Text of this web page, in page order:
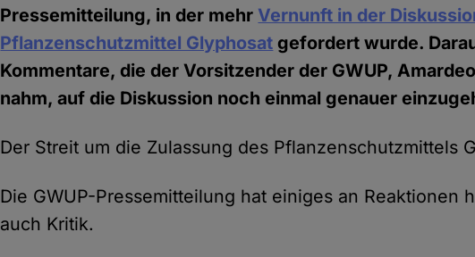
Pressemitteilung, in der mehr Vernunft in der
Pflanzenschutzmittel Glyphosat gefordert wurde.
Kommentare, die der Vorsitzender der GWUP,
nahm, auf die Diskussion noch einmal genauer
Der Streit um die Zulassung des Pflanzenschutzmittels
Die GWUP-Pressemitteilung hat einiges an Reaktionen
auch Kritik.